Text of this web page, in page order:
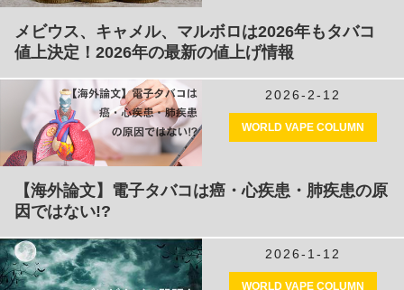
メビウス、キャメル、マルボロは2026年もタバコ
値上決定！2026年の最新の値上げ情報
2026-2-12
WORLD VAPE COLUMN
【海外論文】電子タバコは癌・心疾患・肺疾患の原
因ではない!?
2026-1-12
WORLD VAPE COLUMN